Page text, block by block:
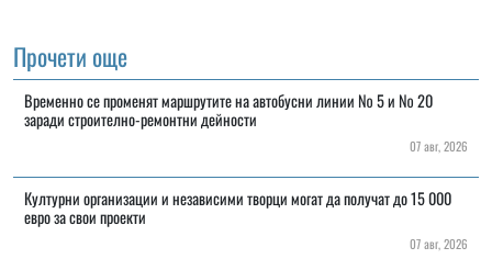
Прочети още
Временно се променят маршрутите на автобусни линии № 5 и № 20
заради строително-ремонтни дейности
07 авг, 2026
Културни организации и независими творци могат да получат до 15 000
евро за свои проекти
07 авг, 2026